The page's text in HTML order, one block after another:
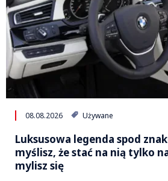
08.08.2026 Używane
Luksusowa legenda spod
myślisz, że stać na nią tylko
mylisz się